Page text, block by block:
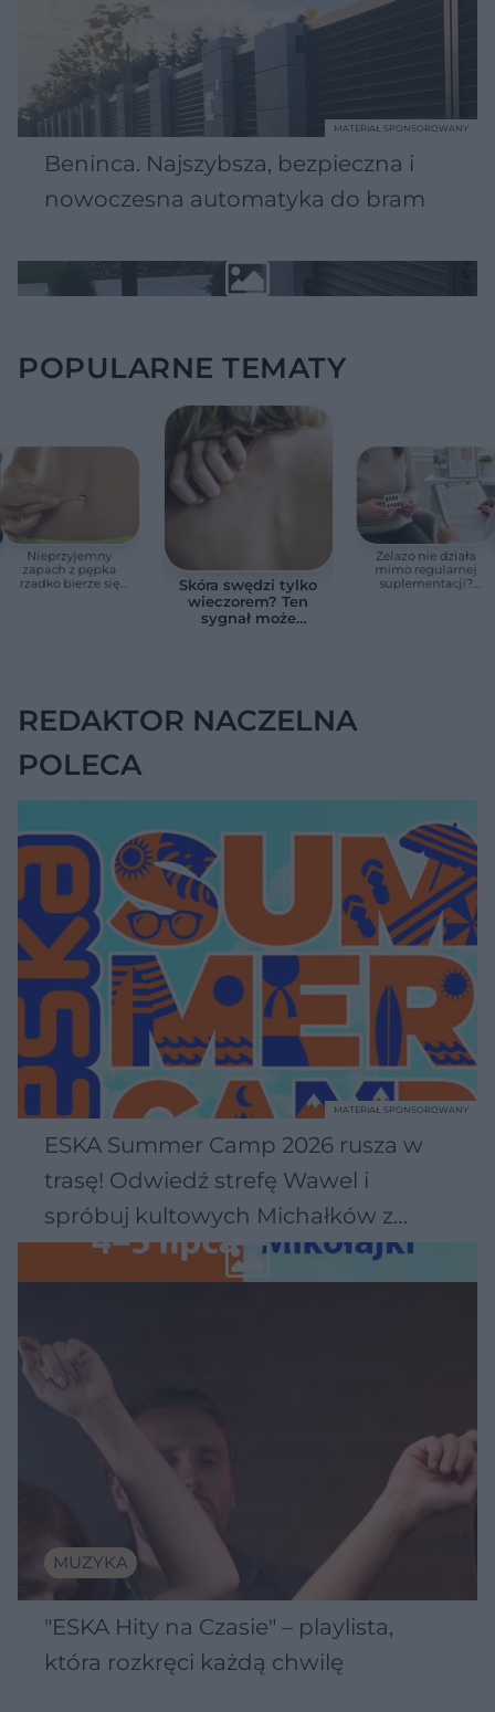
Beninca. Najszybsza, bezpieczna i
nowoczesna automatyka do bram
MATERIAŁ SPONSOROWANY
POPULARNE TEMATY
Nieprzyjemny
zapach z pępka
rzadko bierze się
Skóra swędzi tylko
wieczorem? Ten
sygnał może
Żelazo nie działa
mimo regularnej
suplementacji?
REDAKTOR NACZELNA
POLECA
ESKA Summer Camp 2026 rusza w
trasę! Odwiedź strefę Wawel i
spróbuj kultowych Michałków z
Wawelu
MATERIAŁ SPONSOROWANY
MUZYKA
"ESKA Hity na Czasie" – playlista,
która rozkręci każdą chwilę